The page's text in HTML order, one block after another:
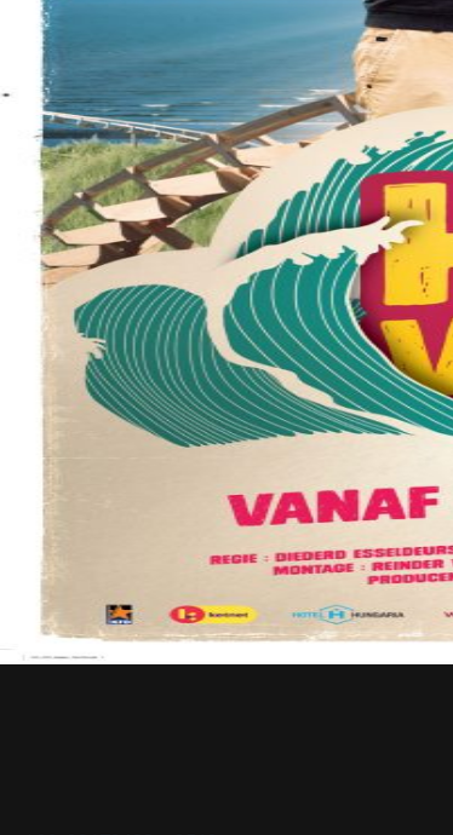
Professional
Contact